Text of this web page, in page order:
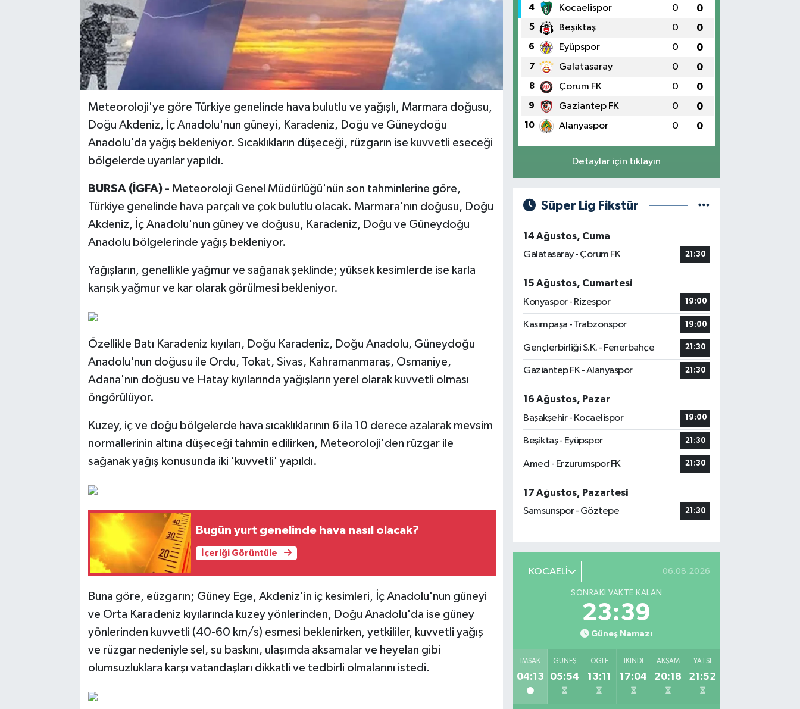
Meteoroloji'ye göre Türkiye genelinde hava bulutlu ve yağışlı, Marmara doğusu,
Doğu Akdeniz, İç Anadolu'nun güneyi, Karadeniz, Doğu ve Güneydoğu
Anadolu'da yağış bekleniyor. Sıcaklıkların düşeceği, rüzgarın ise kuvvetli eseceği
bölgelerde uyarılar yapıldı.
BURSA (İGFA) - Meteoroloji Genel Müdürlüğü'nün son tahminlerine göre,
Türkiye genelinde hava parçalı ve çok bulutlu olacak. Marmara'nın doğusu, Doğu
Akdeniz, İç Anadolu'nun güney ve doğusu, Karadeniz, Doğu ve Güneydoğu
Anadolu bölgelerinde yağış bekleniyor.
Yağışların, genellikle yağmur ve sağanak şeklinde; yüksek kesimlerde ise karla
karışık yağmur ve kar olarak görülmesi bekleniyor.
Özellikle Batı Karadeniz kıyıları, Doğu Karadeniz, Doğu Anadolu, Güneydoğu
Anadolu'nun doğusu ile Ordu, Tokat, Sivas, Kahramanmaraş, Osmaniye,
Adana'nın doğusu ve Hatay kıyılarında yağışların yerel olarak kuvvetli olması
öngörülüyor.
Kuzey, iç ve doğu bölgelerde hava sıcaklıklarının 6 ila 10 derece azalarak mevsim
normallerinin altına düşeceği tahmin edilirken, Meteoroloji'den rüzgar ile
sağanak yağış konusunda iki 'kuvvetli' yapıldı.
Bugün yurt genelinde hava nasıl olacak?
İçeriği Görüntüle
Buna göre, eüzgarın; Güney Ege, Akdeniz'in iç kesimleri, İç Anadolu'nun güneyi
ve Orta Karadeniz kıyılarında kuzey yönlerinden, Doğu Anadolu'da ise güney
yönlerinden kuvvetli (40-60 km/s) esmesi beklenirken, yetkililer, kuvvetli yağış
ve rüzgar nedeniyle sel, su baskını, ulaşımda aksamalar ve heyelan gibi
olumsuzluklara karşı vatandaşları dikkatli ve tedbirli olmalarını istedi.
4 Kocaelispor 0 0
5 Beşiktaş 0 0
6 Eyüpspor 0 0
7 Galatasaray 0 0
8 Çorum FK 0 0
9 Gaziantep FK 0 0
10 Alanyaspor 0 0
Detaylar için tıklayın
Süper Lig Fikstür
14 Ağustos, Cuma
Galatasaray - Çorum FK
21:30
15 Ağustos, Cumartesi
Konyaspor - Rizespor
19:00
Kasımpaşa - Trabzonspor 19:00
Gençlerbirliği S.K. - Fenerbahçe 21:30
Gaziantep FK - Alanyaspor 21:30
16 Ağustos, Pazar
Başakşehir - Kocaelispor
19:00
Beşiktaş - Eyüpspor 21:30
Amed - Erzurumspor FK 21:30
17 Ağustos, Pazartesi
Samsunspor - Göztepe
21:30
KOCAELİ 06.08.2026
SONRAKI VAKTE KALAN
23:38
Güneş Namazı
İMSAK
04:13
GÜNEŞ
05:54
ÖĞLE
13:11
İKINDI
17:04
AKŞAM
20:18
YATSI
21:52